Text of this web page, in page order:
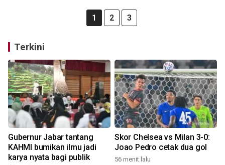
1 2 3
Terkini
Gubernur Jabar tantang
KAHMI bumikan ilmu jadi
karya nyata bagi publik
Skor Chelsea vs Milan 3-0:
Joao Pedro cetak dua gol
56 menit lalu